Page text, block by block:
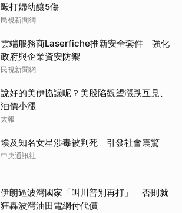
毆打婦幼釀5傷
民視新聞網
雲端服務商Laserfiche推新安全套件 強化
政府與企業資安防禦
民視新聞網
說好的美伊協議呢？美股陷觀望漲跌互見、
油價小漲
太報
埃及知名女星涉毒被判死 引發社會震驚
中央通訊社
伊朗逼波灣國家「叫川普別再打」 否則就
狂轟波灣油田電網付代價